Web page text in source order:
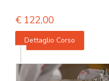
€ 122,00
Dettaglio Corso